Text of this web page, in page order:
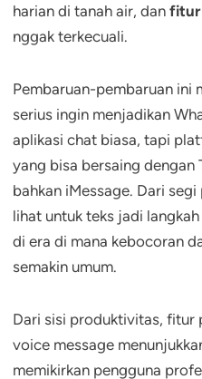
harian di tanah air, dan fitur
nggak terkecuali.
Pembaruan-pembaruan ini
serius ingin menjadikan
aplikasi chat biasa, tapi
yang bisa bersaing dengan
bahkan iMessage. Dari
lihat untuk teks jadi
di era di mana kebocoran
semakin umum.
Dari sisi produktivitas, fitur
voice message
memikirkan pengguna